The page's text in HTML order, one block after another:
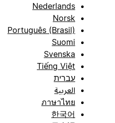
Nederlands
Norsk
Português (Brasil)
Suomi
Svenska
Tiếng Việt
עברית
العربية
ภาษาไทย
한국어